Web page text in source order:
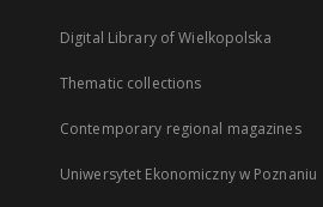
Digital Library of Wielkopolska
Thematic collections
Contemporary regional magazines
Uniwersytet Ekonomiczny w Poznaniu